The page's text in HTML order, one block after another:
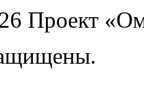
Проект